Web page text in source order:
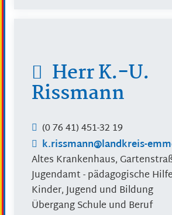
HerrK.-U.
Rissmann
(07641) 451-32 19
k.rissmann@landkreis-
Altes Krankenhaus,
Jugendamt - pädagogische
Kinder, Jugend und Bildung
Übergang Schule und Beruf